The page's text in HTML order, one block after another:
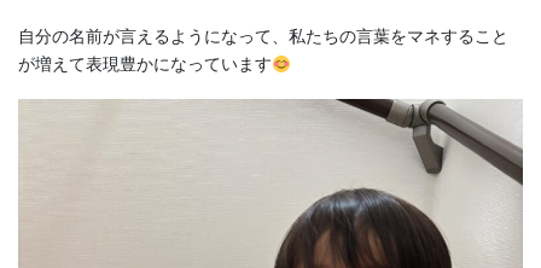
自分の名前が言えるようになって、私たちの言葉をマネすること
が増えて表現豊かになっています